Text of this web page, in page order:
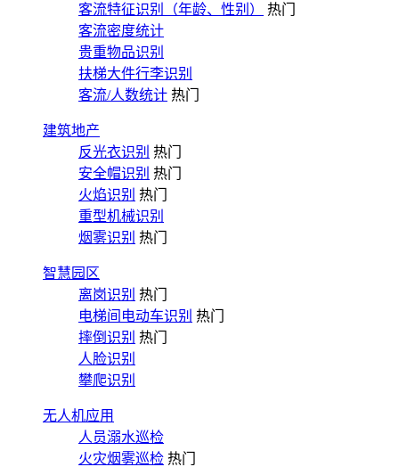
客流特征识别（年龄、性别）
热门
客流密度统计
贵重物品识别
扶梯大件行李识别
客流/人数统计 热门
建筑地产
反光衣识别 热门
安全帽识别 热门
火焰识别 热门
重型机械识别
烟雾识别 热门
智慧园区
离岗识别 热门
电梯间电动车识别 热门
摔倒识别 热门
人脸识别
攀爬识别
无人机应用
人员溺水巡检
火灾烟雾巡检 热门